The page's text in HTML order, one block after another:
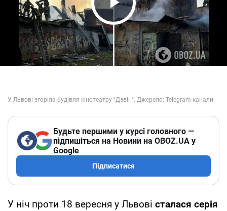
Play Video
Будьте першими у курсі головного —
підпишіться на Новини на OBOZ.UA у
Google
Підписатися
У ніч проти 18 вересня у Львові сталася серія